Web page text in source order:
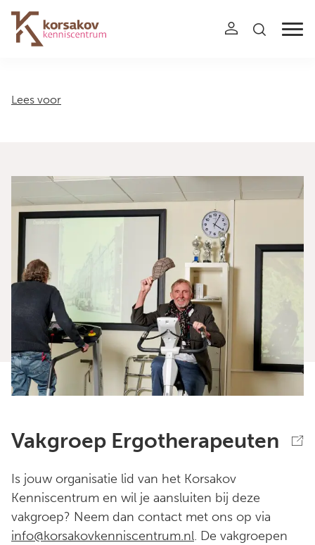
Navigation
Lees voor
Vakgroep Ergotherapeuten
Is jouw organisatie lid van het Korsakov
Kenniscentrum en wil je aansluiten bij deze
vakgroep? Neem dan contact met ons op via
info@korsakovkenniscentrum.nl. De vakgroepen